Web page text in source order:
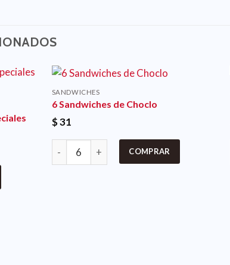
SANDWICHES
6 Sandwiches de Choclo
$31
COMPRAR